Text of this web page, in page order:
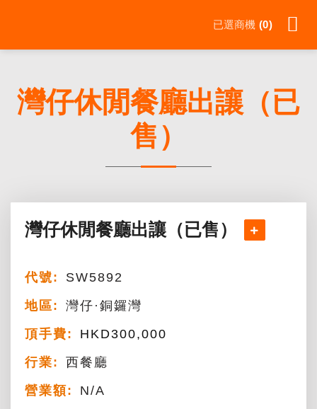
已選商機 0
灣仔休閒餐廳出讓（已
售）
灣仔休閒餐廳出讓（已售）
代號:
SW5892
地區:
灣仔·銅鑼灣
頂手費:
HKD300,000
行業:
西餐廳
營業額:
N/A